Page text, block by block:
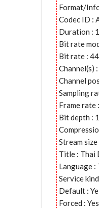
Format/
Codec ID :
Duration :
Bit rate
Bit rate :
Channel(s)
Channel
Sampling
Frame rate
Bit depth :
Stream
Title : Thai
Language :
Service
Default :
Forced : Yes